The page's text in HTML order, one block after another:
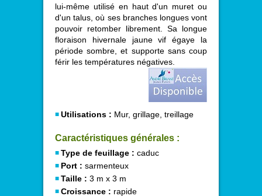
lui-même utilisé en haut d'un muret ou
d'un talus, où ses branches longues vont
pouvoir retomber librement. Sa longue
floraison hivernale jaune vif égaye la
période sombre, et supporte sans coup
férir les températures négatives.
Utilisations : Mur, grillage, treillage
Caractéristiques générales :
Type de feuillage : caduc
Port : sarmenteux
Taille : 3 m x 3 m
Croissance : rapide